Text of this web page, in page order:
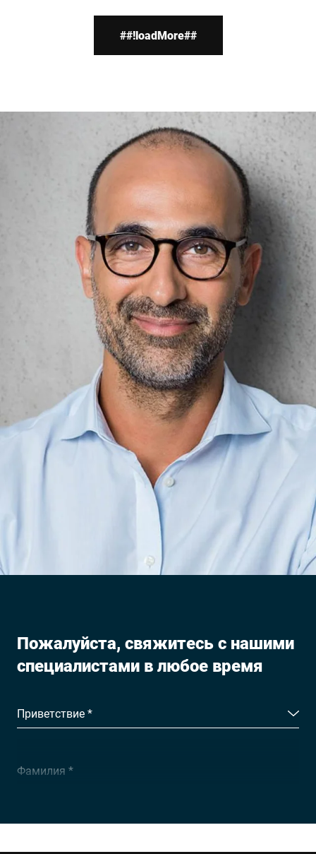
##!loadMore##
Пожалуйста, свяжитесь с нашими
специалистами в любое время
Приветствие *
Фамилия *
Компания *